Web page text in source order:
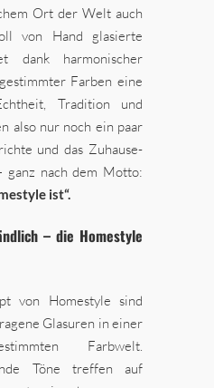
Ort der Welt auch
von Hand glasierte
dank harmonischer
Farben eine
Tradition und
also nur noch ein paar
und das Zuhause-
nach dem Motto:
ist“.
– die Homestyle
von Homestyle sind
Glasuren in einer
Farbwelt.
Töne treffen auf